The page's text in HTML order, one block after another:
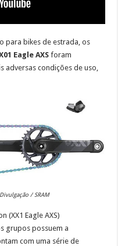
para bikes de estrada, os
Eagle AXS foram
adversas condições de uso,
Divulgação / SRAM
(XX1 Eagle AXS)
grupos possuem a
com uma série de